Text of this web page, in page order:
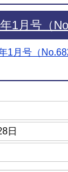
1月号（
1月号（
日